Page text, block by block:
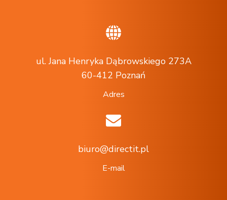
ul. Jana Henryka Dąbrowskiego 273A
60-412 Poznań
Adres
biuro@directit.pl
E-mail